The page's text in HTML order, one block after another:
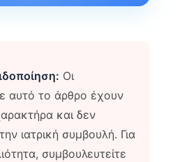
Οι
αυτό το άρθρο έχουν
και δεν
ιατρική συμβουλή. Για
συμβουλευτείτε